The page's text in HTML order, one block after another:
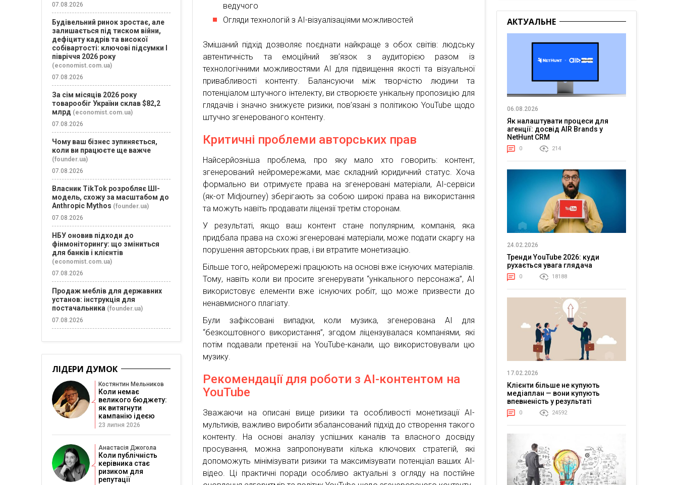
ведучого
Огляди технологій з AI-візуалізаціями можливостей
Змішаний підхід дозволяє поєднати найкраще з обох світів: людську
автентичність та емоційний зв’язок з аудиторією разом із
технологічними можливостями AI для підвищення якості та візуальної
привабливості контенту. Балансуючи між творчістю людини та
потенціалом штучного інтелекту, ви створюєте унікальну пропозицію для
глядачів і значно знижуєте ризики, пов’язані з політикою YouTube щодо
штучно згенерованого контенту.
Критичні проблеми авторських прав
Найсерйозніша проблема, про яку мало хто говорить: контент,
згенерований нейромережами, має складний юридичний статус. Хоча
формально ви отримуєте права на згенеровані матеріали, AI-сервіси
(як-от Midjourney) зберігають за собою широкі права на використання
та можуть навіть продавати ліцензії третім сторонам.
У результаті, якщо ваш контент стане популярним, компанія, яка
придбала права на схожі згенеровані матеріали, може подати скаргу на
порушення авторських прав, і ви втратите монетизацію.
Більше того, нейромережі працюють на основі вже існуючих матеріалів.
Тому, навіть коли ви просите згенерувати “унікального персонажа”, AI
використовує елементи вже існуючих робіт, що може призвести до
ненавмисного плагіату.
Були зафіксовані випадки, коли музика, згенерована AI для
“безкоштовного використання”, згодом ліцензувалася компаніями, які
потім подавали претензії на YouTube-канали, що використовували цю
музику.
Рекомендації для роботи з AI-контентом на
YouTube
Зважаючи на описані вище ризики та особливості монетизації AI-
мультиків, важливо виробити збалансований підхід до створення такого
контенту. На основі аналізу успішних каналів та власного досвіду
просування, можна запропонувати кілька ключових стратегій, які
допоможуть мінімізувати ризики та максимізувати потенціал ваших AI-
відео. Ці практичні поради особливо актуальні з огляду на постійне
07.08.2026
Будівельний ринок зростає, але
залишається під тиском війни,
дефіциту кадрів та високої
собівартості: ключові підсумки І
півріччя 2026 року
(economist.com.ua)
07.08.2026
За сім місяців 2026 року
товарообіг України склав $82,2
млрд (economist.com.ua)
07.08.2026
Чому ваш бізнес зупиняється,
коли ви працюєте ще важче
(founder.ua)
07.08.2026
Власник TikTok розробляє ШІ-
модель, схожу за масштабом до
Anthropic Mythos (founder.ua)
07.08.2026
НБУ оновив підходи до
фінмоніторингу: що зміниться
для банків і клієнтів
(economist.com.ua)
07.08.2026
Продаж меблів для державних
установ: інструкція для
постачальника (founder.ua)
07.08.2026
ЛІДЕРИ ДУМОК
Костянтин Мельников
Коли немає
великого бюджету:
як витягнути
кампанію ідеєю
23 липня 2026
Анастасія Джогола
Коли публічність
керівника стає
ризиком для
репутації
АКТУАЛЬНЕ
06.08.2026
Як налаштувати процеси для
агенції: досвід AIR Brands у
NetHunt CRM
0 214
24.02.2026
Тренди YouTube 2026: куди
рухається увага глядача
0 18188
17.02.2026
Клієнти більше не купують
медіаплан — вони купують
впевненість у результаті
0 24592